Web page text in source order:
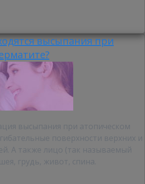
высыпания при
высыпания при атопическом
поверхности верхних и
А также лицо (так называемый
грудь, живот, спина.